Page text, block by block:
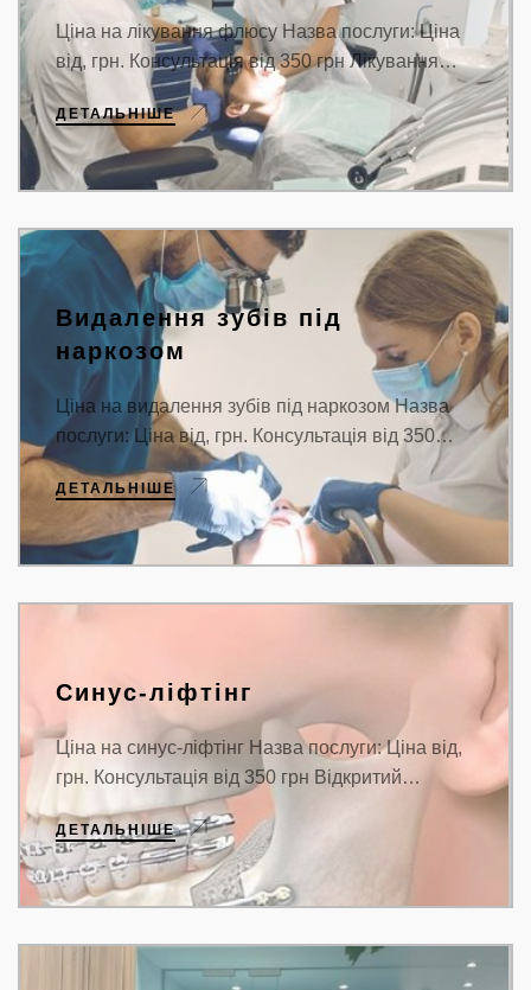
Ціна на лікування флюсу Назва послуги: Ціна
від, грн. Консультація від 350 грн Лікування…
ДЕТАЛЬНІШЕ
Видалення зубів під
наркозом
Ціна на видалення зубів під наркозом Назва
послуги: Ціна від, грн. Консультація від 350…
ДЕТАЛЬНІШЕ
Синус-ліфтінг
Ціна на синус-ліфтінг Назва послуги: Ціна від,
грн. Консультація від 350 грн Відкритий…
ДЕТАЛЬНІШЕ